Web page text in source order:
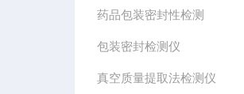
药品包装密封性检测
包装密封检测仪
真空质量提取法检测仪